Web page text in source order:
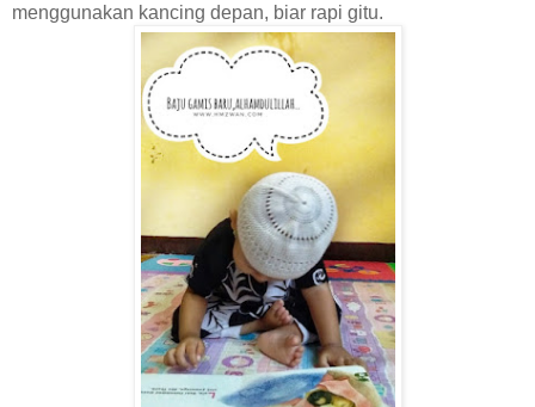
menggunakan kancing depan, biar rapi gitu.